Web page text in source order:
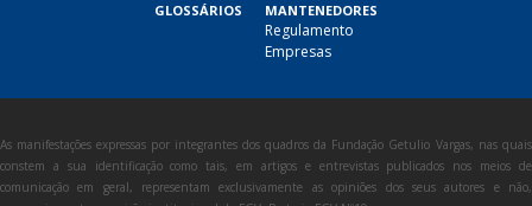
GLOSSÁRIOS MANTENEDORES
Regulamento
Empresas
As manifestações expressas por integrantes dos quadros da Fundação Getulio Vargas, nas quais
constem a sua identificação como tais, em artigos e entrevistas publicados nos meios de
comunicação em geral, representam exclusivamente as opiniões dos seus autores e não,